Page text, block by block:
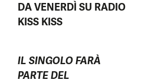
DA VENERDÌ SU RADIO
KISS KISS
IL SINGOLO FARÀ
PARTE DEL